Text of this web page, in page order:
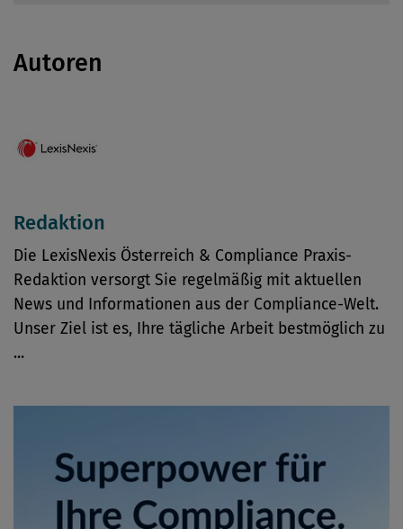
Autoren
Redaktion
Die LexisNexis Österreich & Compliance Praxis-
Redaktion versorgt Sie regelmäßig mit aktuellen
News und Informationen aus der Compliance-Welt.
Unser Ziel ist es, Ihre tägliche Arbeit bestmöglich zu
...